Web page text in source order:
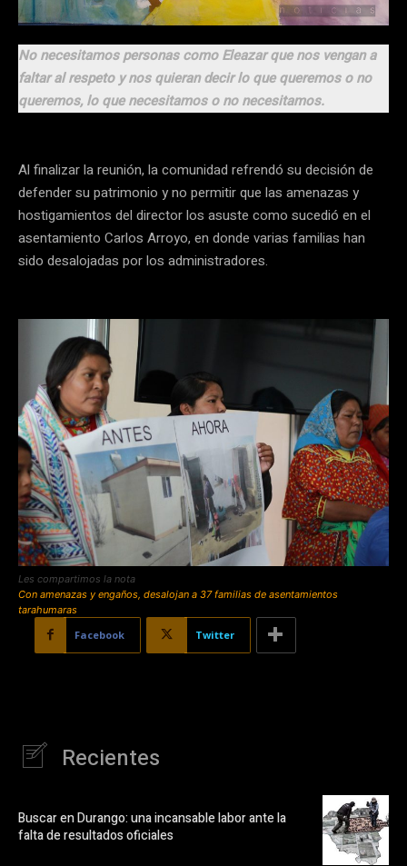
No necesitamos personas como Eleazar que nos vengan a
faltar al respeto y nos quieran decir lo que queremos o no
queremos, lo que necesitamos o no necesitamos.
Al finalizar la reunión, la comunidad refrendó su decisión de
defender su patrimonio y no permitir que las amenazas y
hostigamientos del director los asuste como sucedió en el
asentamiento Carlos Arroyo, en donde varias familias han
sido desalojadas por los administradores.
Les compartimos la nota
Con amenazas y engaños, desalojan a 37 familias de asentamientos
tarahumaras
Facebook Twitter
Recientes
Buscar en Durango: una incansable labor ante la
falta de resultados oficiales